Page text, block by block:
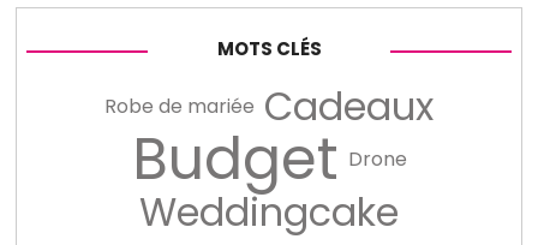
MOTS CLÉS
Robe de mariée Cadeaux
Budget Drone
Weddingcake